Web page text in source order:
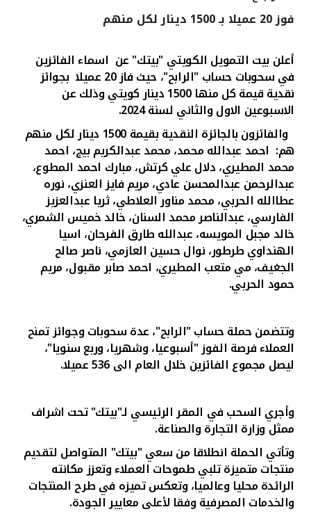
القنوات المصرفية
أدوات وخدمات
خدمات ما بعد البيع
اتصل بنا
مواقع الفروع وأجهزة الصرف الآلي
ألمانيا
ماليزيا
مصر
مملكة البحرين
فوز 20 عميلا بـ 1500 دينار لكل منهم
أعلن بيت التمويل الكويتي "بيتك" عن اسماء الفائزين
فيسحوبات حساب "الرابح"، حيث فاز20عميلا بجوائز
نقدية قيمة كل منها 1500 دينار كويتي وذلك عن
الاسبوعين الاول والثاني لسنة 2024.
والفائزون بالجائزة النقدية بقيمة 1500 دينار لكل منهم
هم: احمد عبدالله محمد، محمد عبدالكريم بيج، احمد
محمد المطيري، دلال علي كرتش، مبارك احمد المطوع،
عبدالرحمن عبدالمحسن عادي، مريم فايز العنزي، نوره
عطاالله الحربي، محمد مناور العلاطي، ثريا عبدالعزيز
الفارسي، عبدالناصر محمد السنان، خالد خميس الشمري،
خالد مجبل المويسه، عبدالله طارق الفرحان، اسيا
الهنداوي طرطور، نوال حسين العازمي، ناصر صالح
الجغيف، مي متعب المطيري، احمد صابر مقبول، مريم
حمود الحربي.
وتتضمن حملة حساب "الرابح"، عدة سحوبات وجوائز تمنح
العملاء فرصة الفوز "أسبوعيا، وشهريا، وربع سنويا"،
ليصل مجموع الفائزين خلال العام الى 536 عميلا.
وأجري السحب في المقر الرئيسي لـ"بيتك" تحت اشراف
ممثل وزارة التجارة والصناعة.
وتأتي الحملة انطلاقا من سعي "بيتك" المتواصل لتقديم
منتجات متميزة تلبي طموحات العملاء وتعزز مكانته
الرائدة محليا وعالميا، وتعكس تميزه في طرح المنتجات
والخدمات المصرفية وفقا لأعلى معايير الجودة.